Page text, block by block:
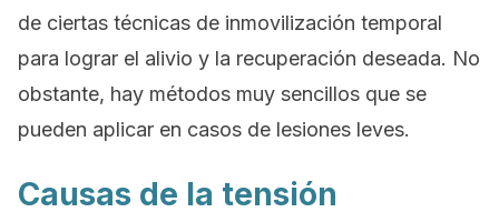
de ciertas técnicas de inmovilización temporal
para lograr el alivio y la recuperación deseada. No
obstante, hay métodos muy sencillos que se
pueden aplicar en casos de lesiones leves.
Causas de la tensión